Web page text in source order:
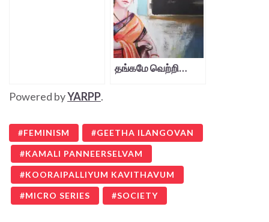
தங்கமே வெற்றி…
Powered byYARPP.
FEMINISM GEETHA ILANGOVAN
KAMALI PANNEERSELVAM
KOORAIPALLIYUM KAVITHAVUM
MICRO SERIES SOCIETY